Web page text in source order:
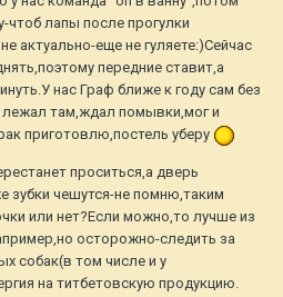
чтоб лапы после прогулки
актуально-еще не гуляете:)Сейчас
передние ставит,а
нас Граф ближе к году сам без
там,ждал помывки,мог и
приготовлю,постель уберу
проситься,а дверь
зубки чешутся-не помню,таким
или нет?Если можно,то лучше из
осторожно-следить за
собак(в том числе и у
на титбетовскую продукцию.